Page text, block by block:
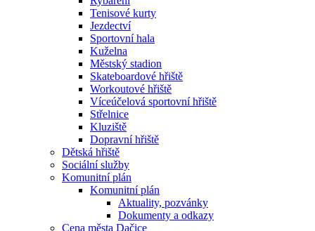
Tenisové kurty
Jezdectví
Sportovní hala
Kuželna
Městský stadion
Skateboardové hřiště
Workoutové hřiště
Víceúčelová sportovní hřiště
Střelnice
Kluziště
Dopravní hřiště
Dětská hřiště
Sociální služby
Komunitní plán
Komunitní plán
Aktuality, pozvánky
Dokumenty a odkazy
Cena města Dačice